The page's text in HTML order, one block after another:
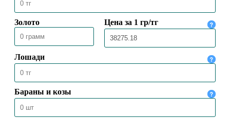
ответственность?
30.03.2020